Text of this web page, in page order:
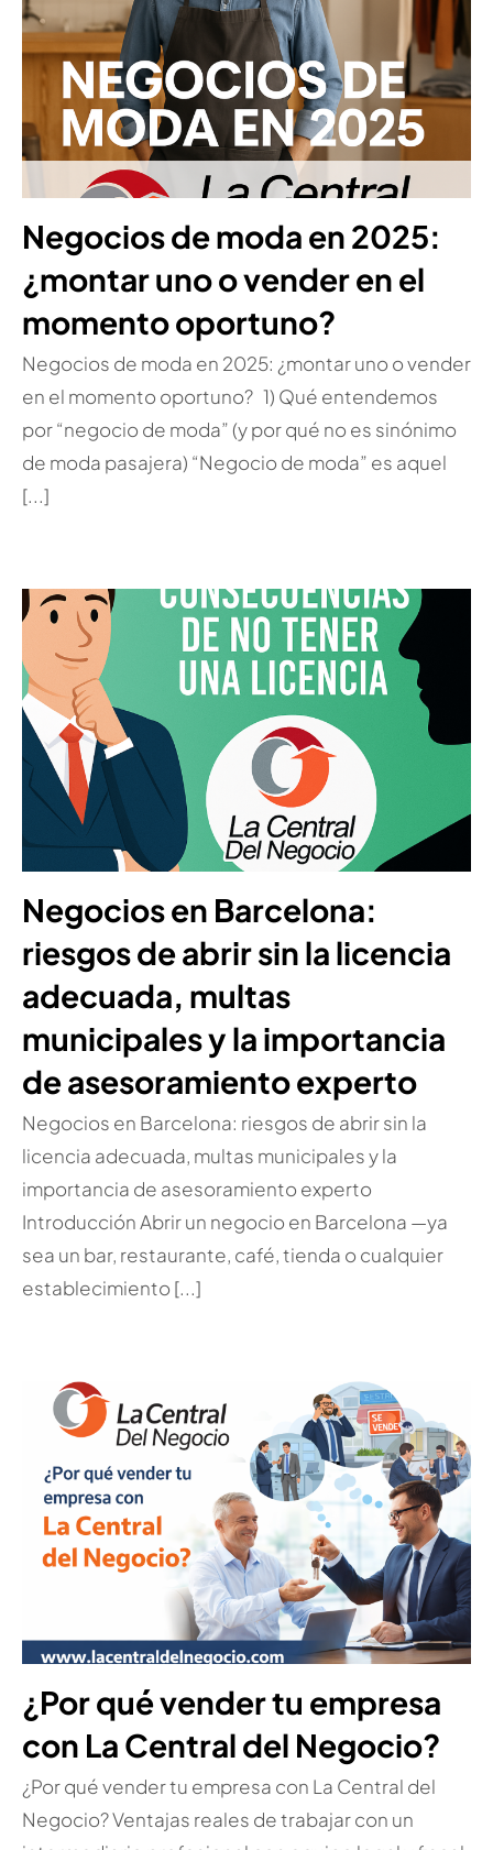
Negocios de moda en 2025:
¿montar uno o vender en el
momento oportuno?
Negocios de moda en 2025: ¿montar uno o vender
en el momento oportuno? 1) Qué entendemos
por “negocio de moda” (y por qué no es sinónimo
de moda pasajera) “Negocio de moda” es aquel
[...]
Negocios en Barcelona:
riesgos de abrir sin la licencia
adecuada, multas
municipales y la importancia
de asesoramiento experto
Negocios en Barcelona: riesgos de abrir sin la
licencia adecuada, multas municipales y la
importancia de asesoramiento experto
Introducción Abrir un negocio en Barcelona —ya
sea un bar, restaurante, café, tienda o cualquier
establecimiento [...]
¿Por qué vender tu empresa
con La Central del Negocio?
¿Por qué vender tu empresa con La Central del
Negocio? Ventajas reales de trabajar con un